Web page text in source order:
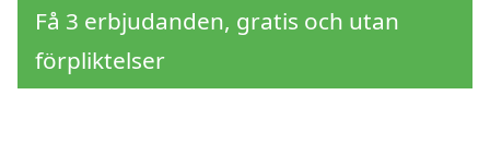
Få 3 erbjudanden, gratis och utan
förpliktelser